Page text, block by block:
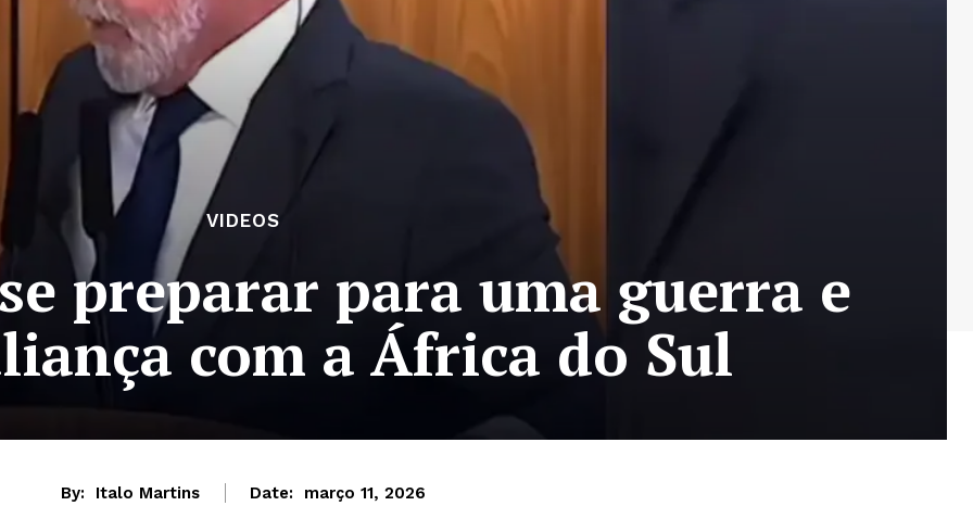
VIDEOS
preparar para uma guerra e
com a África do Sul
By: Italo Martins Date: março 11, 2026